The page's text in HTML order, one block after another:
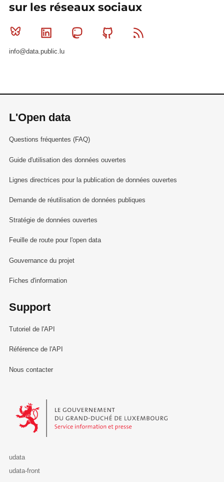
sur les réseaux sociaux
Bluesky Linkedin MastodonGithub
info@data.public.lu
L'Open data
Questions fréquentes (FAQ)
Guide d'utilisation des données ouvertes
Lignes directrices pour la publication de données ouvertes
Demande de réutilisation de données publiques
Stratégie de données ouvertes
Feuille de route pour l'open data
Gouvernance du projet
Fiches d'information
Support
Tutoriel de l'API
Référence de l'API
Nous contacter
Le Gouvernement du Grand-Duché de Luxembourg - Service
udata
udata-front